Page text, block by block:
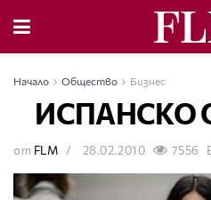
Начало Общество Бизнес
ИСПАНСКО
от FLM 28.02.2010 7556